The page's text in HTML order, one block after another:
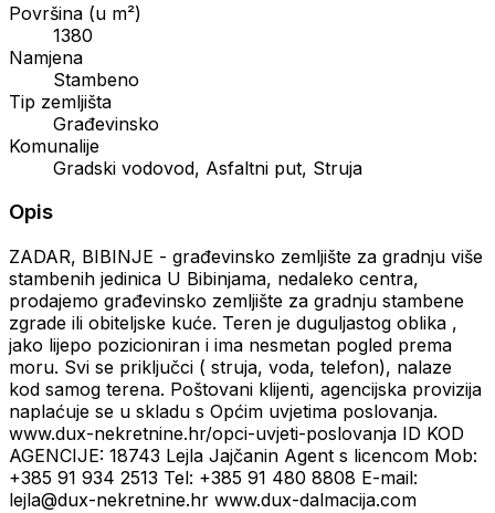
Površina (u m²)
1380
Namjena
Stambeno
Tip zemljišta
Građevinsko
Komunalije
Gradski vodovod, Asfaltni put, Struja
Opis
ZADAR, BIBINJE - građevinsko zemljište za gradnju više
stambenih jedinica U Bibinjama, nedaleko centra,
prodajemo građevinsko zemljište za gradnju stambene
zgrade ili obiteljske kuće. Teren je duguljastog oblika ,
jako lijepo pozicioniran i ima nesmetan pogled prema
moru. Svi se priključci ( struja, voda, telefon), nalaze
kod samog terena. Poštovani klijenti, agencijska provizija
naplaćuje se u skladu s Općim uvjetima poslovanja.
www.dux-nekretnine.hr/opci-uvjeti-poslovanja ID KOD
AGENCIJE: 18743 Lejla Jajčanin Agent s licencom Mob:
+385 91 934 2513 Tel: +385 91 480 8808 E-mail:
lejla@dux-nekretnine.hr www.dux-dalmacija.com